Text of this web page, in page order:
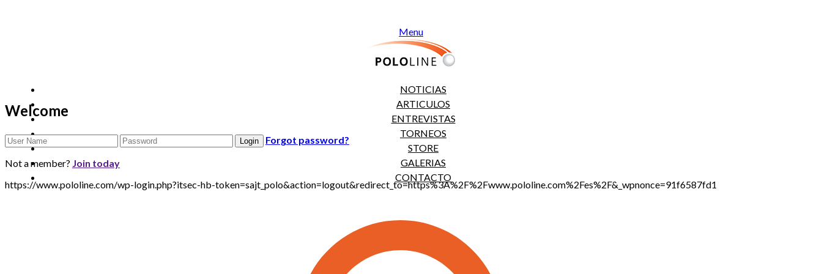
Menu
NOTICIAS
ARTICULOS
ENTREVISTAS
TORNEOS
STORE
GALERIAS
CONTACTO
Welcome
Forgot password?
Not a member? Join today
https://www.pololine.com/wp-login.php?itsec-hb-token=sajt_polo&action=logout&redirect_to=https%3A%2F%2Fwww.pololine.com%2Fes%2F&_wpnonce=91f6587fd1